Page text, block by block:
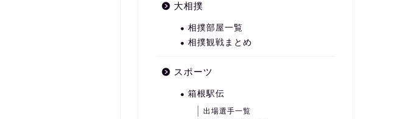
大相撲
相撲部屋一覧
相撲観戦まとめ
スポーツ
箱根駅伝
出場選手一覧